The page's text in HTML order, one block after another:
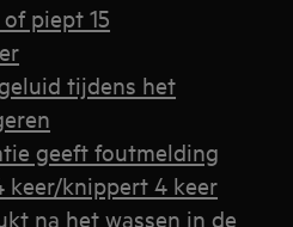
of piept 15
tijdens het
geeft foutmelding
keer/knippert 4 keer
na het wassen in de